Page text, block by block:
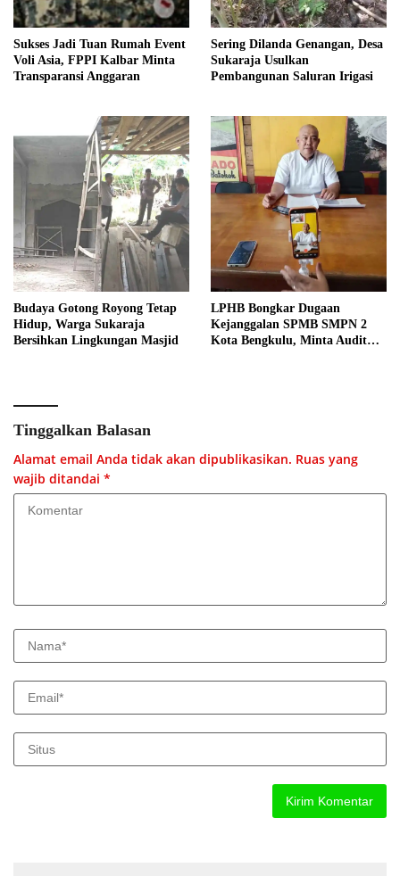
Sukses Jadi Tuan Rumah Event
Voli Asia, FPPI Kalbar Minta
Transparansi Anggaran
Sering Dilanda Genangan, Desa
Sukaraja Usulkan
Pembangunan Saluran Irigasi
Budaya Gotong Royong Tetap
Hidup, Warga Sukaraja
Bersihkan Lingkungan Masjid
LPHB Bongkar Dugaan
Kejanggalan SPMB SMPN 2
Kota Bengkulu, Minta Audit
Tinggalkan Balasan
Alamat email Anda tidak akan dipublikasikan. Ruas yang
wajib ditandai *